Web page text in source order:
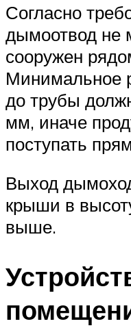
Согласно
дымоотвод не
сооружен
Минимальное
до трубы
мм, иначе
поступать
Выход
крыши в
выше.